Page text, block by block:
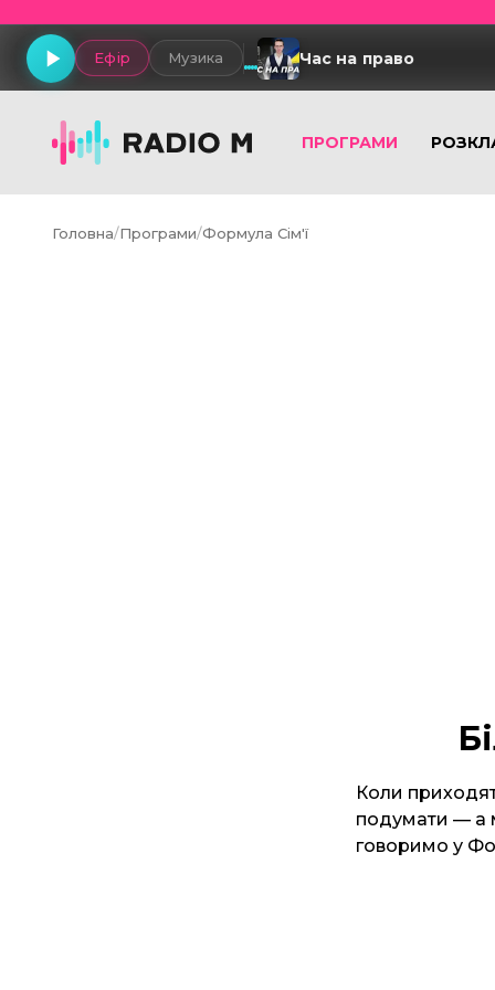
Ефір Музика Час на право
ПРОГРАМИ
Головна/Програми/Формула Сім'ї
Коли
подумати — а
говоримо у